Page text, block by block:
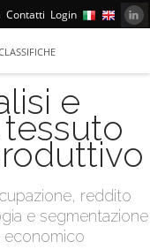
Contatti Login
e
reddito
e segmentazione
economico